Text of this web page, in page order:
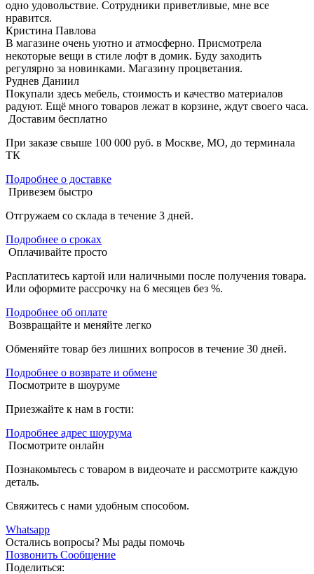
одно удовольствие. Сотрудники приветливые, мне все
нравится.
Кристина Павлова
В магазине очень уютно и атмосферно. Присмотрела
некоторые вещи в стиле лофт в домик. Буду заходить
регулярно за новинками. Магазину процветания.
Руднев Даниил
Покупали здесь мебель, стоимость и качество материалов
радуют. Ещё много товаров лежат в корзине, ждут своего часа.
Доставим бесплатно
При заказе свыше 100 000 руб. в Москве, МО, до терминала
ТК
Подробнее о доставке
Привезем быстро
Отгружаем со склада в течение 3 дней.
Подробнее о сроках
Оплачивайте просто
Расплатитесь картой или наличными после получения товара.
Или оформите рассрочку на 6 месяцев без %.
Подробнее об оплате
Возвращайте и меняйте легко
Обменяйте товар без лишних вопросов в течение 30 дней.
Подробнее о возврате и обмене
Посмотрите в шоуруме
Приезжайте к нам в гости:
Подробнее адрес шоурума
Посмотрите онлайн
Познакомьтесь с товаром в видеочате и рассмотрите каждую
деталь.
Свяжитесь с нами удобным способом.
Whatsapp
Остались вопросы? Мы рады помочь
Позвонить Сообщение
Поделиться: